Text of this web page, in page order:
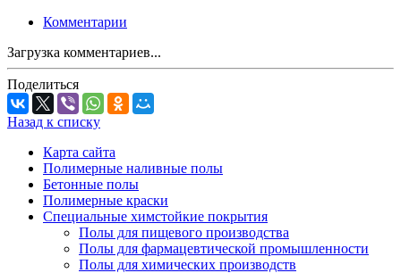
Комментарии
Загрузка комментариев...
Поделиться
Назад к списку
Карта сайта
Полимерные наливные полы
Бетонные полы
Полимерные краски
Специальные химстойкие покрытия
Полы для пищевого производства
Полы для фармацевтической промышленности
Полы для химических производств